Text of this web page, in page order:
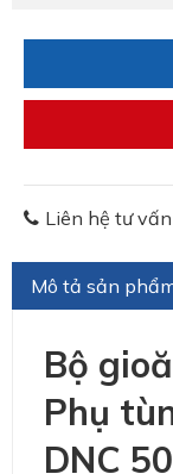
Liên hệ tư vấn
Mô tả sản
Bộ
Phụ
DNC 50